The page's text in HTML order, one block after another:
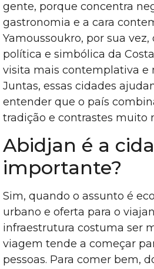
gente, porque concentra
gastronomia e a cara
Yamoussoukro, por sua
política e simbólica da
visita mais contemplativa e
Juntas, essas cidades
entender que o país
tradição e contrastes muito
Abidjan é a
importante?
Sim, quando o assunto é
urbano e oferta para o
infraestrutura costuma ser
viagem tende a começar
pessoas. Para comer bem,